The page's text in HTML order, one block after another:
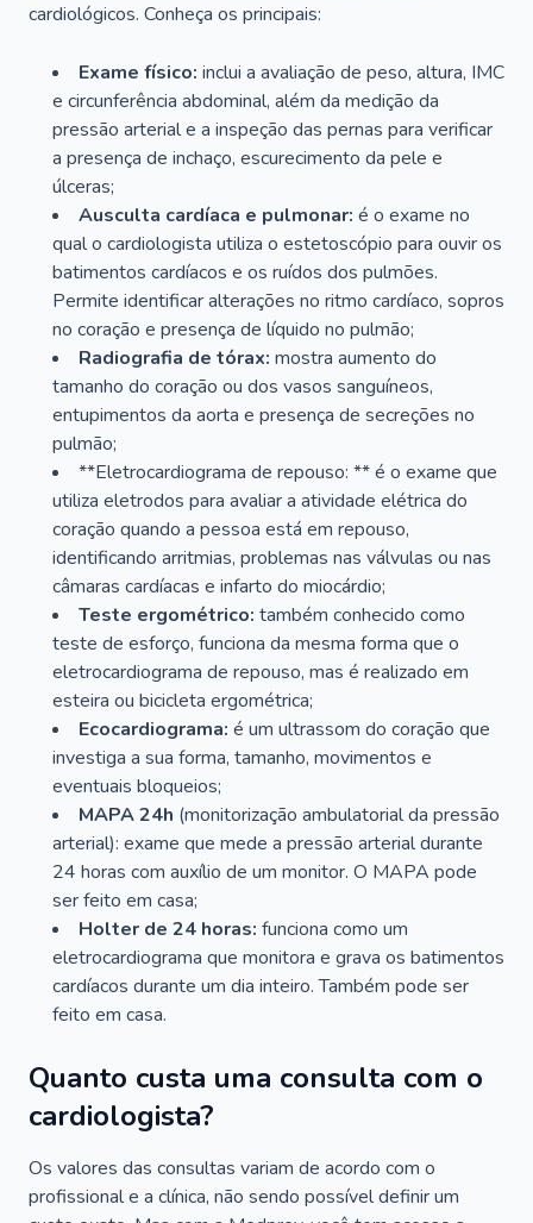
cardiológicos. Conheça os principais:
Exame físico: inclui a avaliação de peso, altura, IMC
e circunferência abdominal, além da medição da
pressão arterial e a inspeção das pernas para verificar
a presença de inchaço, escurecimento da pele e
úlceras;
Ausculta cardíaca e pulmonar: é o exame no
qual o cardiologista utiliza o estetoscópio para ouvir os
batimentos cardíacos e os ruídos dos pulmões.
Permite identificar alterações no ritmo cardíaco, sopros
no coração e presença de líquido no pulmão;
Radiografia de tórax: mostra aumento do
tamanho do coração ou dos vasos sanguíneos,
entupimentos da aorta e presença de secreções no
pulmão;
**Eletrocardiograma de repouso: ** é o exame que
utiliza eletrodos para avaliar a atividade elétrica do
coração quando a pessoa está em repouso,
identificando arritmias, problemas nas válvulas ou nas
câmaras cardíacas e infarto do miocárdio;
Teste ergométrico: também conhecido como
teste de esforço, funciona da mesma forma que o
eletrocardiograma de repouso, mas é realizado em
esteira ou bicicleta ergométrica;
Ecocardiograma: é um ultrassom do coração que
investiga a sua forma, tamanho, movimentos e
eventuais bloqueios;
MAPA 24h (monitorização ambulatorial da pressão
arterial): exame que mede a pressão arterial durante
24 horas com auxílio de um monitor. O MAPA pode
ser feito em casa;
Holter de 24 horas: funciona como um
eletrocardiograma que monitora e grava os batimentos
cardíacos durante um dia inteiro. Também pode ser
feito em casa.
Quanto custa uma consulta com o
cardiologista?
Os valores das consultas variam de acordo com o
profissional e a clínica, não sendo possível definir um